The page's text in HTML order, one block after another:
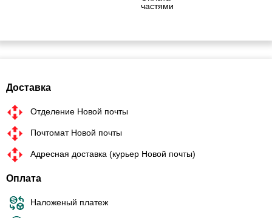
частями
Доставка
Отделение Новой почты
Почтомат Новой почты
Адресная доставка (курьер Новой почты)
Оплата
Наложеный платеж